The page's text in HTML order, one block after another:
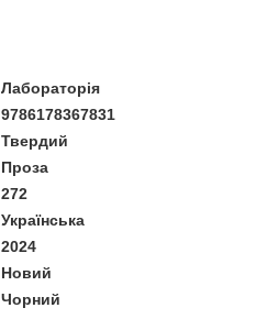
Лабораторія
9786178367831
Твердий
Проза
272
Українська
2024
Новий
Чорний